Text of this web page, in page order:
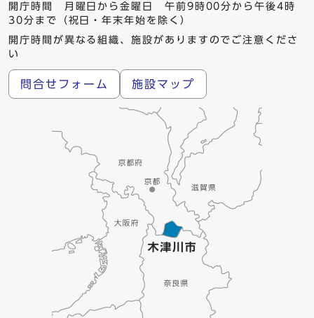
開庁時間 月曜日から金曜日 午前9時00分から午後4時
30分まで（祝日・年末年始を除く）
開庁時間が異なる組織、施設がありますのでご注意くださ
い
問合せフォーム 施設マップ